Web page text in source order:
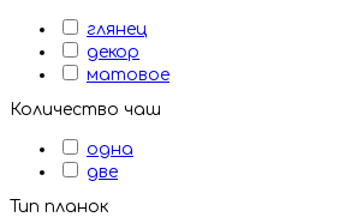
глянец
декор
матовое
Количество чаш
одна
две
Тип планок